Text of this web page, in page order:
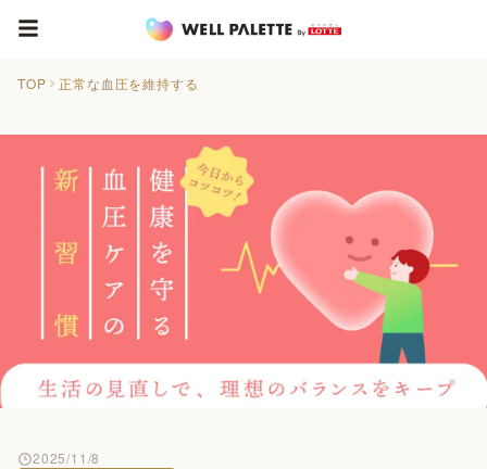
TOP 正常な血圧を維持する
2025/11/8